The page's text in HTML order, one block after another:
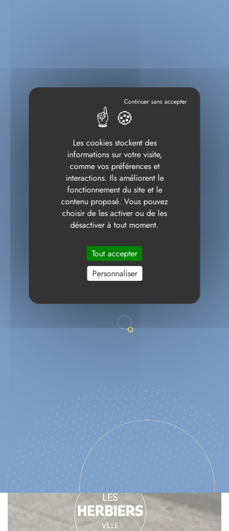
Les cookies stockent des
informations sur votre visite,
comme vos préférences et
interactions. Ils améliorent le
fonctionnement du site et le
contenu proposé. Vous pouvez
choisir de les activer ou de les
désactiver à tout moment.
Tout accepter
Personnaliser